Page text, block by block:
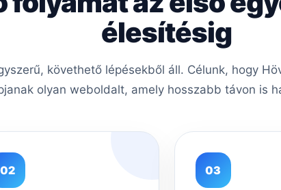
élesítésig
követhető lépésekből áll. Célunk, hogy
olyan weboldalt, amely hosszabb távon is
02 03